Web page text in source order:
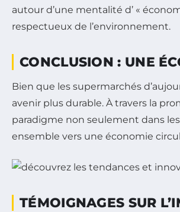
autour d’une mentalité d’ «
respectueux de l’environnement.
CONCLUSION : UNE
Bien que les supermarchés
avenir plus durable. À travers la
paradigme non seulement dans
ensemble vers une économie
TÉMOIGNAGES SUR